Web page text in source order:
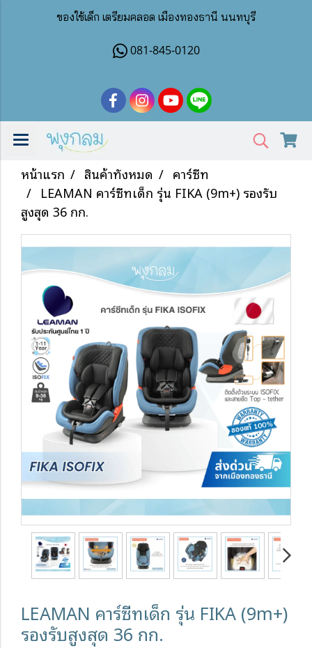
ของใช้เด็ก เตรียมคลอด เมืองทองธานี นนทบุรี
081-845-0120
หน้าแรก สินค้าทั้งหมด
คาร์ซีท
LEAMAN คาร์ซีทเด็ก รุ่น FIKA (9m+) รองรับ
สูงสุด 36 กก.
LEAMAN คาร์ซีทเด็ก รุ่น FIKA (9m+)
รองรับสูงสุด 36 กก.